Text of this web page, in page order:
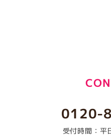
0120-
受付時間：